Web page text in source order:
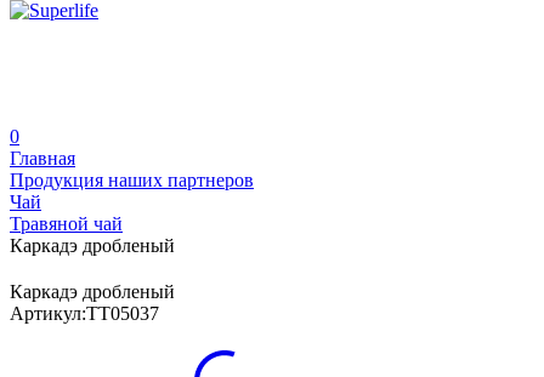
0
Главная
Продукция наших партнеров
Чай
Травяной чай
Каркадэ дробленый
Каркадэ дробленый
Артикул:TT05037